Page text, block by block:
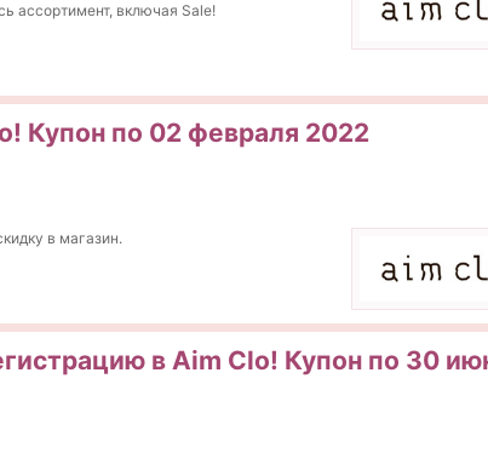
ассортимент, включая Sale!
Купон по 02 февраля 2022
в магазин.
в Aim Clo! Купон по 30